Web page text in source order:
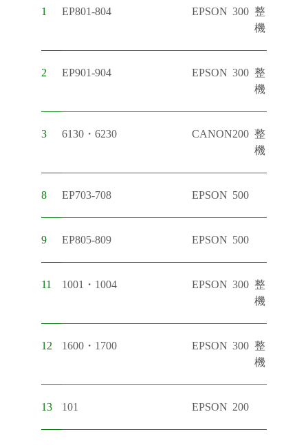
1 EP801-804 EPSON 300 整
機
2 EP901-904 EPSON 300 整
機
3 6130・6230 CANON200 整
機
8 EP703-708 EPSON 500
9 EP805-809 EPSON 500
11 1001・1004 EPSON 300 整
機
12 1600・1700 EPSON 300 整
機
13 101 EPSON 200